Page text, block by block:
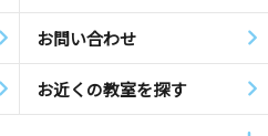
お問い合わせ
お近くの教室を探す